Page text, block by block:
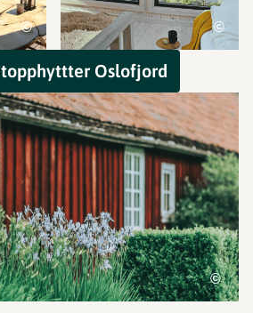
© ©
Oslofjord
©